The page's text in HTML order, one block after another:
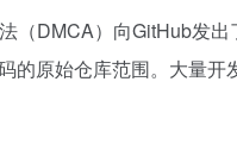
（DMCA）向GitHub发
的原始仓库范围。大量开